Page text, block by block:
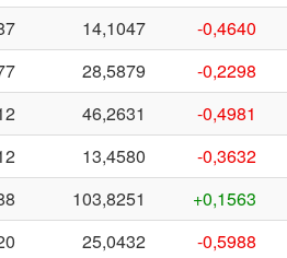
14,1047 -0,4640
28,5879 -0,2298
46,2631 -0,4981
13,4580 -0,3632
103,8251 +0,1563
25,0432 -0,5988